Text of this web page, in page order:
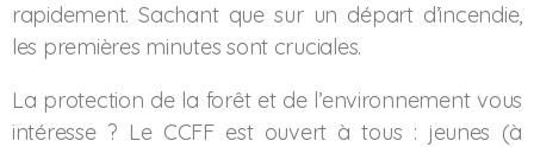
rapidement. Sachant que sur un départ d’incendie,
les premières minutes sont cruciales.
La protection de la forêt et de l’environnement vous
intéresse ? Le CCFF est ouvert à tous : jeunes (à